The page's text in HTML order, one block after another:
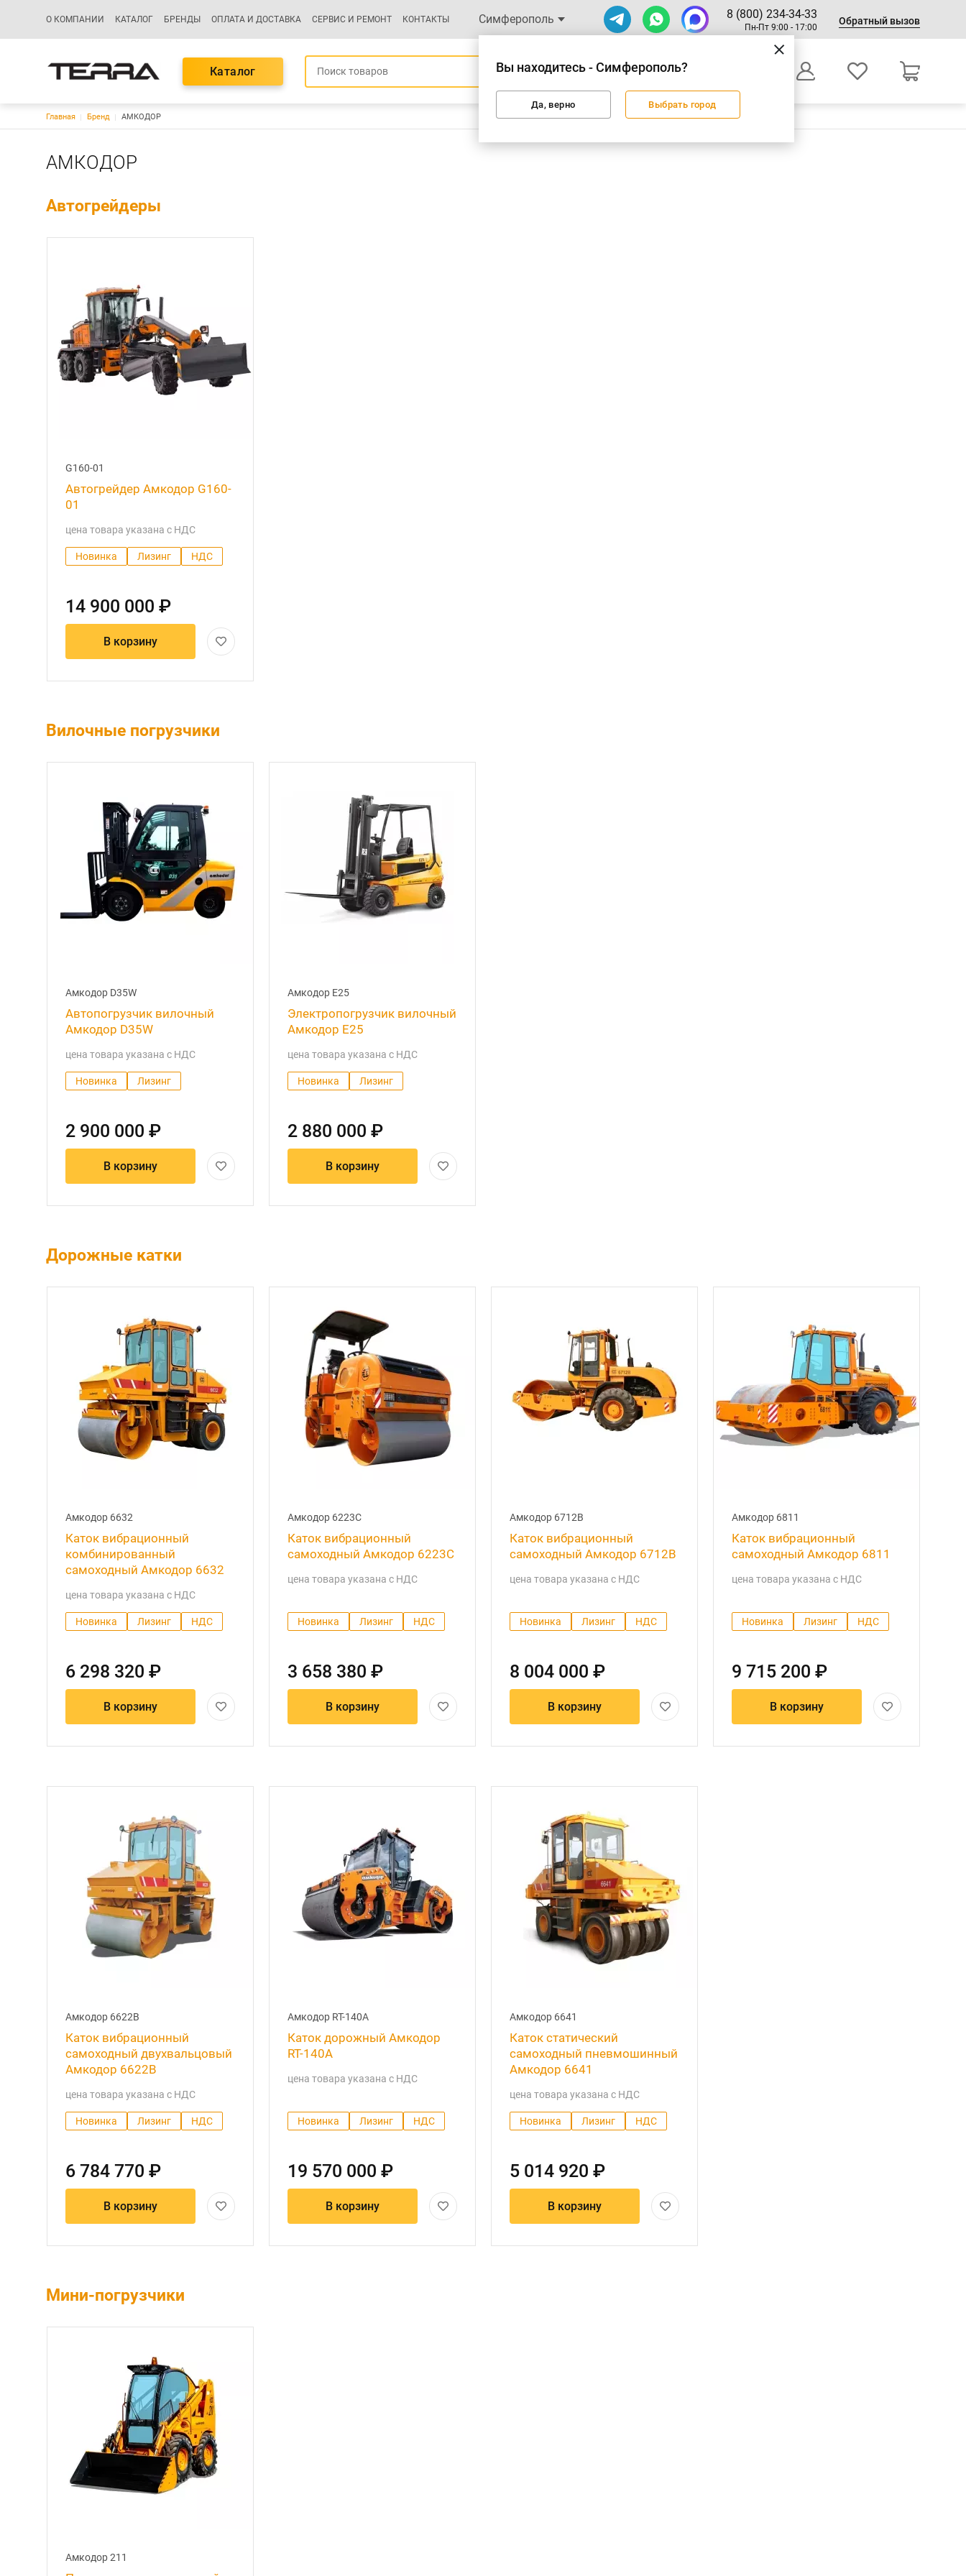
Основная навигация
О КОМПАНИИ КАТАЛОГ БРЕНДЫ ОПЛАТА И ДОСТАВКА СЕРВИС И РЕМОНТ КОНТАКТЫ Симферополь
Вы находитесь - Симферополь?
Да, верно Выбрать город
8 (800) 234-34-33
Пн-Пт 9:00 - 17:00
Обратный вызов
Каталог
Оформление заказа
Строка навигации
Главная Бренд АМКОДОР
АМКОДОР
Автогрейдеры
G160-01
Автогрейдер Амкодор G160-
01
цена товара указана с НДС
Новинка Лизинг НДС
14 900 000 ₽
В корзину
Вилочные погрузчики
Амкодор D35W
Автопогрузчик вилочный
Амкодор D35W
цена товара указана с НДС
Новинка Лизинг
2 900 000 ₽
В корзину
Амкодор Е25
Электропогрузчик вилочный
Амкодор Е25
цена товара указана с НДС
Новинка Лизинг
2 880 000 ₽
В корзину
Дорожные катки
Амкодор 6632
Каток вибрационный
комбинированный
самоходный Амкодор 6632
цена товара указана с НДС
Новинка Лизинг НДС
6 298 320 ₽
В корзину
Амкодор 6223C
Каток вибрационный
самоходный Амкодор 6223C
цена товара указана с НДС
Новинка Лизинг НДС
3 658 380 ₽
В корзину
Амкодор 6712B
Каток вибрационный
самоходный Амкодор 6712B
цена товара указана с НДС
Новинка Лизинг НДС
8 004 000 ₽
В корзину
Амкодор 6811
Каток вибрационный
самоходный Амкодор 6811
цена товара указана с НДС
Новинка Лизинг НДС
9 715 200 ₽
В корзину
Амкодор 6622В
Каток вибрационный
самоходный двухвальцовый
Амкодор 6622В
цена товара указана с НДС
Новинка Лизинг НДС
6 784 770 ₽
В корзину
Амкодор RT-140A
Каток дорожный Амкодор
RT-140A
цена товара указана с НДС
Новинка Лизинг НДС
19 570 000 ₽
В корзину
Амкодор 6641
Каток статический
самоходный пневмошинный
Амкодор 6641
цена товара указана с НДС
Новинка Лизинг НДС
5 014 920 ₽
В корзину
Мини-погрузчики
Амкодор 211